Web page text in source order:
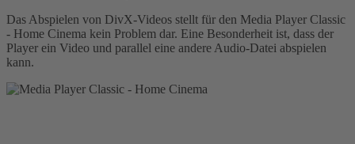
Das Abspielen von DivX-Videos stellt für den Media Player Classic
- Home Cinema kein Problem dar. Eine Besonderheit ist, dass der
Player ein Video und parallel eine andere Audio-Datei abspielen
kann.